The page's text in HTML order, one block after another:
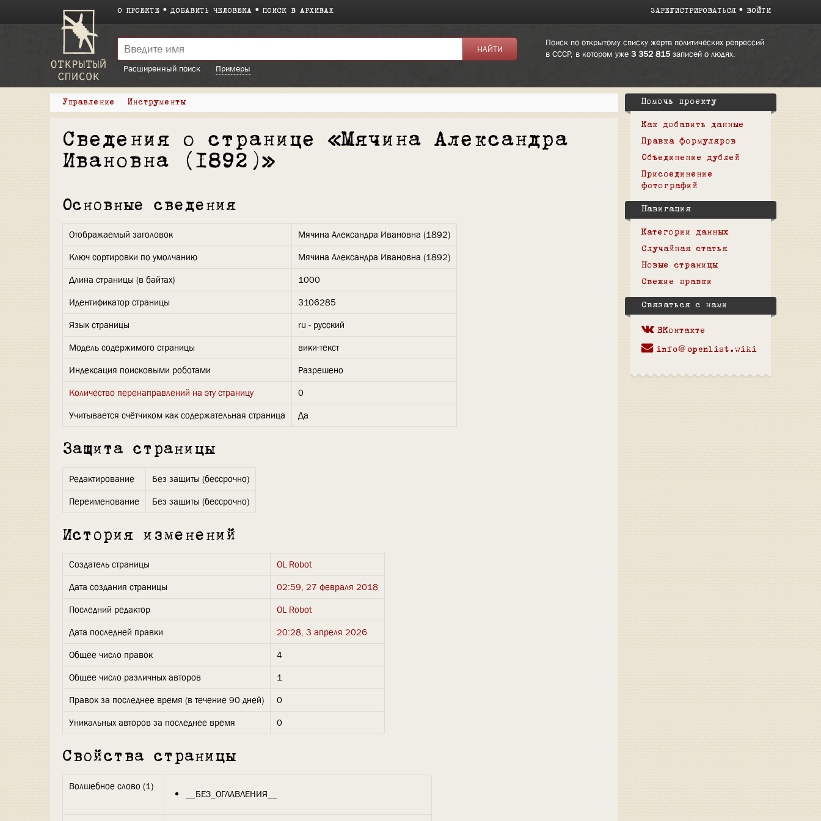
О ПРОЕКТЕ ДОБАВИТЬ ЧЕЛОВЕКА ПОИСК В АРХИВАХ ЗАРЕГИСТРИРОВАТЬСЯ ВОЙТИ
Поиск по открытому списку жертв политических репрессий
в СССР, в котором уже 3 352 815записей о людях.
Расширенный поиск
Примеры
Управление Инструменты
Сведения о странице «Мячина Александра
Ивановна (1892)»
Основные сведения
Отображаемый заголовок
Мячина Александра Ивановна (1892)
Ключ сортировки по умолчанию
Мячина Александра Ивановна (1892)
Длина страницы (в байтах)
1000
Идентификатор страницы
3106285
Язык страницы
ru - русский
Модель содержимого страницы
вики-текст
Индексация поисковыми роботами
Разрешено
Количество перенаправлений на эту страницу
0
Учитывается счётчиком как содержательная страница
Да
Защита страницы
Редактирование
Без защиты (бессрочно)
Переименование
Без защиты (бессрочно)
История изменений
Создатель страницы
OL Robot
Дата создания страницы
02:59, 27 февраля 2018
Последний редактор
OL Robot
Дата последней правки
20:28, 3 апреля 2026
Общее число правок
4
Общее число различных авторов
1
Правок за последнее время (в течение 90 дней)
0
Уникальных авторов за последнее время
0
Свойства страницы
Волшебное слово (1)
__БЕЗ_ОГЛАВЛЕНИЯ__
Помочь проекту
Как добавить данные
Правка формуляров
Объединение дублей
Присоединение
фотографий
Навигация
Категории данных
Случайная статья
Новые страницы
Свежие правки
Связаться с нами
ВКонтакте
info@openlist.wiki